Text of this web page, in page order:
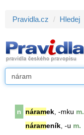
Pravidla.cz Hledej
n náramek , -mku m.
nárameník , -u m.